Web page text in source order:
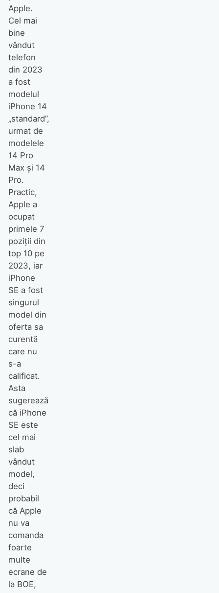
Apple.
Cel mai
bine
vândut
telefon
din 2023
a fost
modelul
iPhone 14
„standard”,
urmat de
modelele
14 Pro
Max și 14
Pro.
Practic,
Apple a
ocupat
primele 7
poziții din
top 10 pe
2023, iar
iPhone
SE a fost
singurul
model din
oferta sa
curentă
care nu
s-a
calificat.
Asta
sugerează
că iPhone
SE este
cel mai
slab
vândut
model,
deci
probabil
că Apple
nu va
comanda
foarte
multe
ecrane de
la BOE,